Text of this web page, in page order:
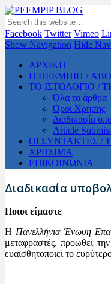
The official blog of
Facebook Twitter Vimeo
Show Navigation Hide
ΑΡΧΙΚΗ
Η ΠΕΕΜΠΙΠ /
ΤΟ ΙΣΤΟΛΟΓΙΟ /
Όλα τα άρθρα
Όροι Χρήσης
Διαδικασία
Article
ΟΙ ΣΥΝΤΑΚΤΕΣ /
ΧΡΗΣΙΜΑ
ΕΠΙΚΟΙΝΩΝΙΑ
Διαδικασία
Ποιοι είμαστε
ΗΠανελλήνια Ένωση
μεταφραστές, προωθεί
ευαισθητοποιεί το